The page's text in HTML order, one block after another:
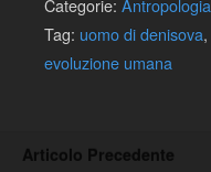
Categorie: Antropologia
Tag: uomo di denisova,
evoluzione umana
Articolo Precedente